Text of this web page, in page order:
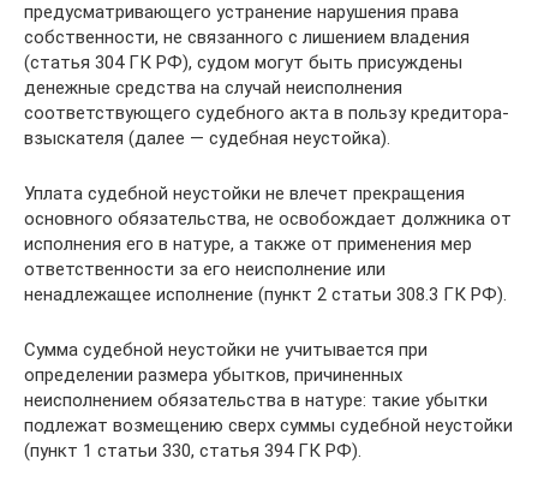
предусматривающего устранение нарушения права
собственности, не связанного с лишением владения
(статья 304 ГК РФ), судом могут быть присуждены
денежные средства на случай неисполнения
соответствующего судебного акта в пользу кредитора-
взыскателя (далее — судебная неустойка).
Уплата судебной неустойки не влечет прекращения
основного обязательства, не освобождает должника от
исполнения его в натуре, а также от применения мер
ответственности за его неисполнение или
ненадлежащее исполнение (пункт 2 статьи 308.3 ГК РФ).
Сумма судебной неустойки не учитывается при
определении размера убытков, причиненных
неисполнением обязательства в натуре: такие убытки
подлежат возмещению сверх суммы судебной неустойки
(пункт 1 статьи 330, статья 394 ГК РФ).